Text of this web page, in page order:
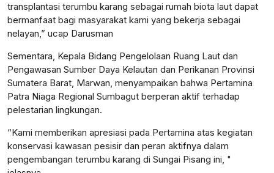
transplantasi terumbu karang sebagai rumah biota laut dapat
bermanfaat bagi masyarakat kami yang bekerja sebagai
nelayan,” ucap Darusman
Sementara, Kepala Bidang Pengelolaan Ruang Laut dan
Pengawasan Sumber Daya Kelautan dan Perikanan Provinsi
Sumatera Barat, Marwan, menyampaikan bahwa Pertamina
Patra Niaga Regional Sumbagut berperan aktif terhadap
pelestarian lingkungan.
“Kami memberikan apresiasi pada Pertamina atas kegiatan
konservasi kawasan pesisir dan peran aktifnya dalam
pengembangan terumbu karang di Sungai Pisang ini, "